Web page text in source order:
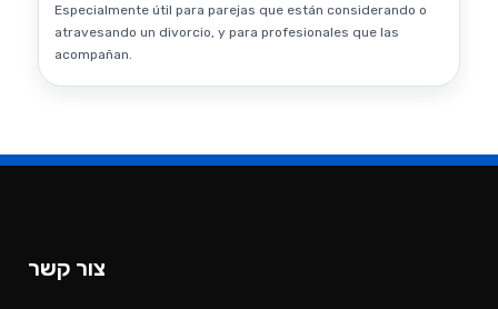
Especialmente útil para parejas que están considerando o
atravesando un divorcio, y para profesionales que las
acompañan.
צור קשר